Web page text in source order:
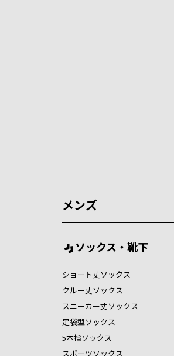
メンズ
ソックス・靴下
ショート丈ソックス
クルー丈ソックス
スニーカー丈ソックス
足袋型ソックス
5本指ソックス
スポーツソックス